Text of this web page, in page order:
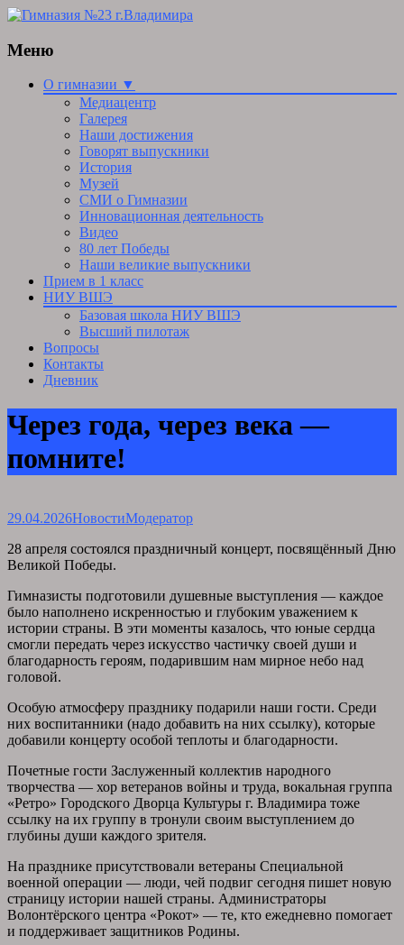
Меню
Skip
О гимназии ▼
Медиацентр
Галерея
Наши достижения
Говорят выпускники
История
Музей
СМИ о Гимназии
Инновационная деятельность
Видео
80 лет Победы
Наши великие выпускники
Прием в 1 класс
НИУ ВШЭ
Базовая школа НИУ ВШЭ
Высший пилотаж
Вопросы
Контакты
Дневник
Через года, через века —
помните!
29.04.2026НовостиМодератор
28 апреля состоялся праздничный концерт, посвящённый Дню
Великой Победы.
Гимназисты подготовили душевные выступления — каждое
было наполнено искренностью и глубоким уважением к
истории страны. В эти моменты казалось, что юные сердца
смогли передать через искусство частичку своей души и
благодарность героям, подарившим нам мирное небо над
головой.
Особую атмосферу празднику подарили наши гости. Среди
них воспитанники (надо добавить на них ссылку), которые
добавили концерту особой теплоты и благодарности.
Почетные гости Заслуженный коллектив народного
творчества — хор ветеранов войны и труда, вокальная группа
«Ретро» Городского Дворца Культуры г. Владимира тоже
ссылку на их группу в тронули своим выступлением до
глубины души каждого зрителя.
На празднике присутствовали ветераны Специальной
военной операции — люди, чей подвиг сегодня пишет новую
страницу истории нашей страны. Администраторы
Волонтёрского центра «Рокот» — те, кто ежедневно помогает
и поддерживает защитников Родины.